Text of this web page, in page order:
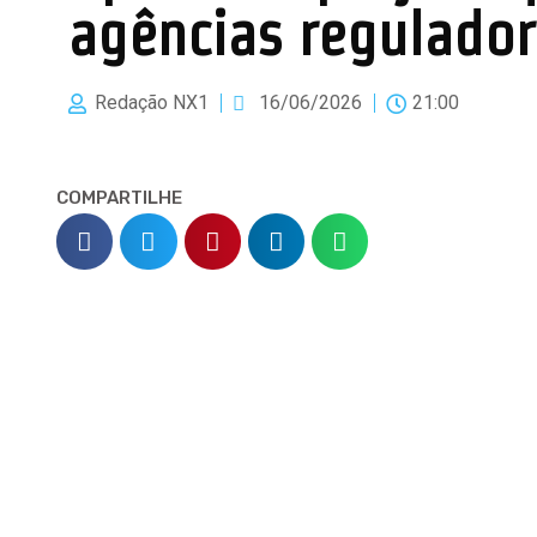
agências
Redação NX1 16/06/2026 21:00
COMPARTILHE